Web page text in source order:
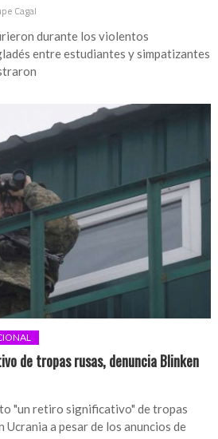
Cagal
durante los violentos
entre estudiantes y simpatizantes
de tropas rusas, denuncia Blinken
"un retiro significativo" de tropas
a pesar de los anuncios de